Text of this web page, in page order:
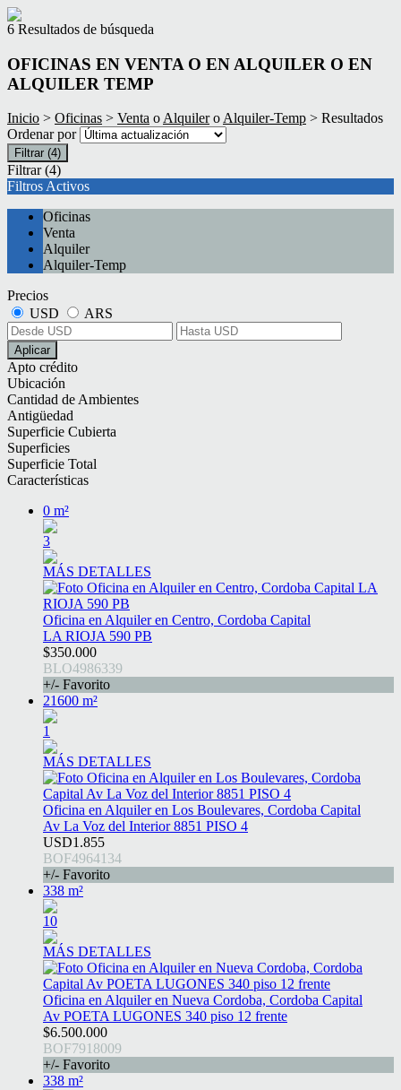
6 Resultados de búsqueda
OFICINAS EN VENTA O EN ALQUILER O EN
ALQUILER TEMP
Inicio > Oficinas > Venta oAlquileroAlquiler-Temp > Resultados
Ordenar por
Filtrar (4)
Filtrar (4)
Filtros Activos
Oficinas
Venta
Alquiler
Alquiler-Temp
Precios
USD
ARS
Aplicar
Apto crédito
Ubicación
Cantidad de Ambientes
Antigüedad
Superficie Cubierta
Superficies
Superficie Total
Características
0 m²
3
MÁS DETALLES
Oficina en Alquiler en Centro, Cordoba Capital
LA RIOJA 590 PB
$350.000
BLO4986339
+/- Favorito
21600 m²
1
MÁS DETALLES
Oficina en Alquiler en Los Boulevares, Cordoba Capital
Av La Voz del Interior 8851 PISO 4
USD1.855
BOF4964134
+/- Favorito
338 m²
10
MÁS DETALLES
Oficina en Alquiler en Nueva Cordoba, Cordoba Capital
Av POETA LUGONES 340 piso 12 frente
$6.500.000
BOF7918009
+/- Favorito
338 m²